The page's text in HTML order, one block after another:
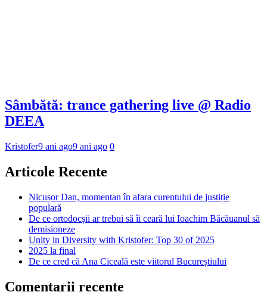
Sâmbătă: trance gathering live @ Radio
DEEA
Kristofer9 ani ago9 ani ago 0
Articole Recente
Nicușor Dan, momentan în afara curentului de justiție
populară
De ce ortodocșii ar trebui să îi ceară lui Ioachim Băcăuanul să
demisioneze
Unity in Diversity with Kristofer: Top 30 of 2025
2025 la final
De ce cred că Ana Ciceală este viitorul Bucureștiului
Comentarii recente